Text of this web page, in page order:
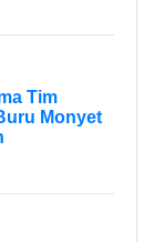
Tim
Monyet